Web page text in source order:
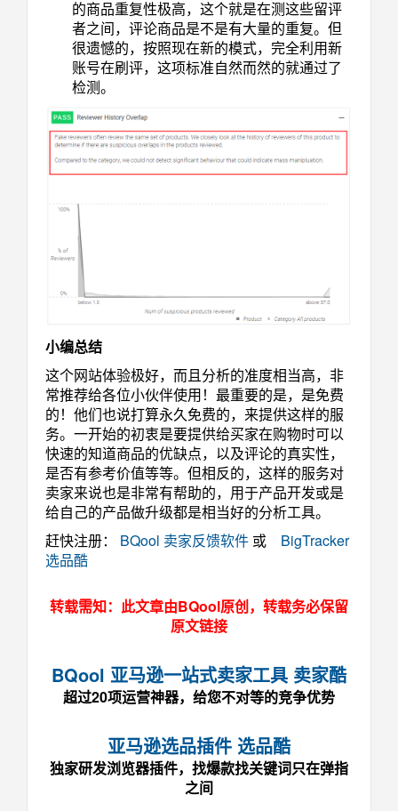
的商品重复性极高，这个就是在测这些留评
者之间，评论商品是不是有大量的重复。但
很遗憾的，按照现在新的模式，完全利用新
账号在刷评，这项标准自然而然的就通过了
检测。
小编总结
这个网站体验极好，而且分析的准度相当高，非
常推荐给各位小伙伴使用！最重要的是，是免费
的！他们也说打算永久免费的，来提供这样的服
务。一开始的初衷是要提供给买家在购物时可以
快速的知道商品的优缺点，以及评论的真实性，
是否有参考价值等等。但相反的，这样的服务对
卖家来说也是非常有帮助的，用于产品开发或是
给自己的产品做升级都是相当好的分析工具。
赶快注册： BQool 卖家反馈软件 或 BigTracker
选品酷
转载需知：此文章由BQool原创，转载务必保留
原文链接
BQool 亚马逊一站式卖家工具 卖家酷
超过20项运营神器，给您不对等的竞争优势
亚马逊选品插件 选品酷
独家研发浏览器插件，找爆款找关键词只在弹指
之间